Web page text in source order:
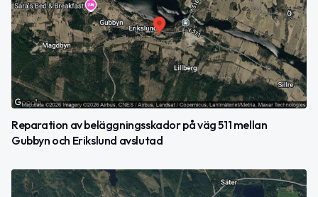
Reparation av beläggningsskador på väg 511 mellan
Gubbyn och Erikslund avslutad